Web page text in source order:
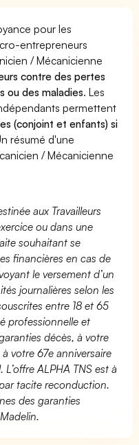
pour les
entrepreneurs
/ Mécanicienne
contre des pertes
ou des maladies. Les
permettent
(conjoint et enfants) si
résumé d'une
/ Mécanicienne
aux Travailleurs
ou dans une
souhaitant se
financières en cas de
le versement d’un
journalières selon les
entre 18 et 65
professionnelle et
décès, à votre
votre 67e anniversaire
ALPHA TNS est à
tacite reconduction.
des garanties